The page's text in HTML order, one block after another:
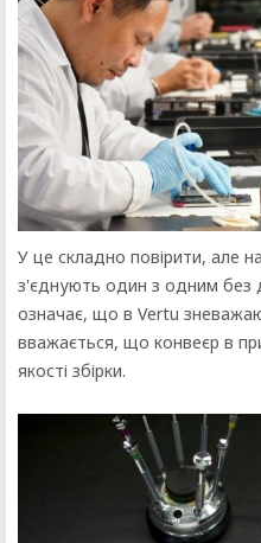
У це складно повірити, але
з'єднують один з одним без
означає, що в Vertu
вважається, що конвеєр в
якості збірки.